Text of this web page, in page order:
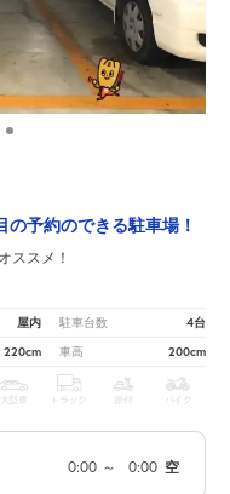
予約のできる駐車場！
ススメ！
屋内 駐車台数 4台
220cm 車高 200cm
大型車 トラック 原付 バイク
0:00 ～ 0:00 空